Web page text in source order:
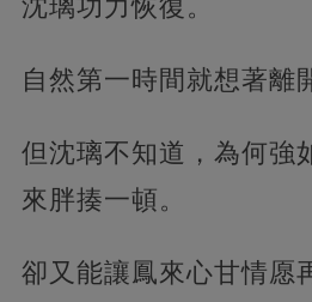
沈璃功力恢復。
自然第一時間就想著離
但沈璃不知道，為何強
來胖揍一頓。
卻又能讓鳳來心甘情愿